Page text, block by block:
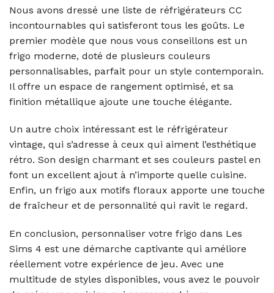
Nous avons dressé une liste de réfrigérateurs CC
incontournables qui satisferont tous les goûts. Le
premier modèle que nous vous conseillons est un
frigo moderne, doté de plusieurs couleurs
personnalisables, parfait pour un style contemporain.
Il offre un espace de rangement optimisé, et sa
finition métallique ajoute une touche élégante.
Un autre choix intéressant est le réfrigérateur
vintage, qui s’adresse à ceux qui aiment l’esthétique
rétro. Son design charmant et ses couleurs pastel en
font un excellent ajout à n’importe quelle cuisine.
Enfin, un frigo aux motifs floraux apporte une touche
de fraîcheur et de personnalité qui ravit le regard.
En conclusion, personnaliser votre frigo dans Les
Sims 4 est une démarche captivante qui améliore
réellement votre expérience de jeu. Avec une
multitude de styles disponibles, vous avez le pouvoir